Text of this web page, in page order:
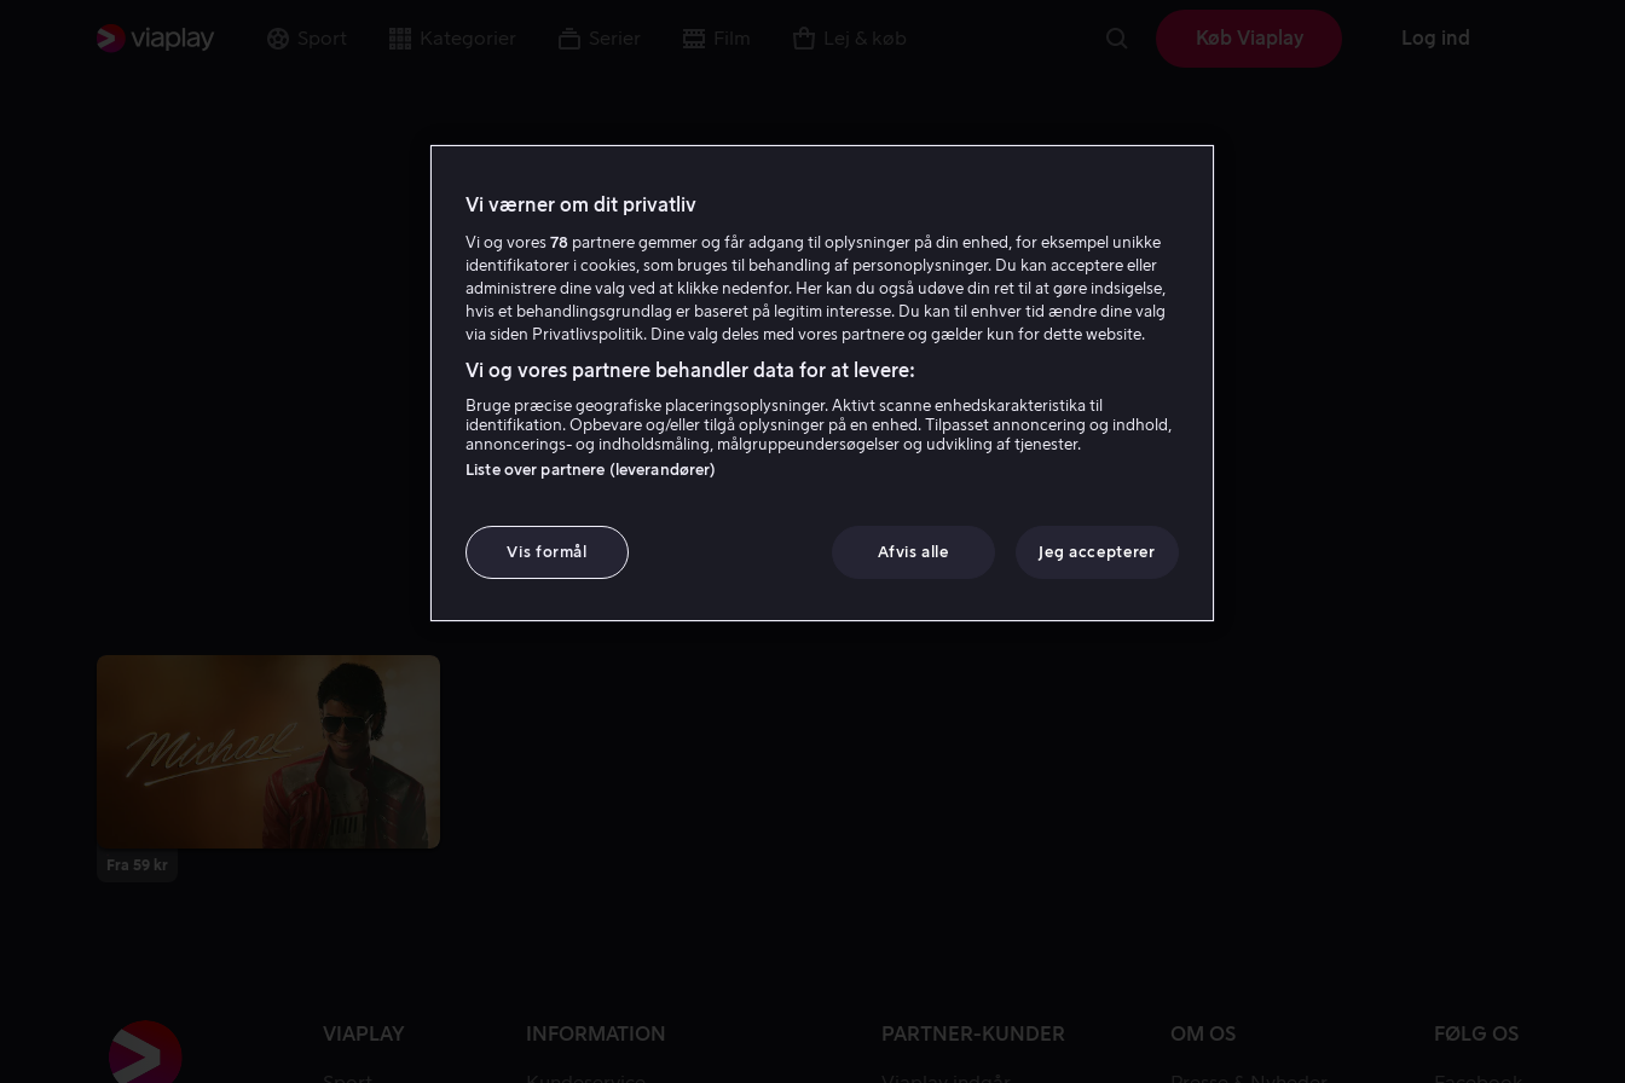
Sport Kategorier Serier Film Lej & køb Køb Viaplay Log ind
Kendrick Sampson
Fra 59 kr
VIAPLAY INFORMATION PARTNER-KUNDER OM OS FØLG OS
Vi værner om dit privatliv
Vi og vores 78 partnere gemmer og får adgang til oplysninger på din enhed, for eksempel unikke
identifikatorer i cookies, som bruges til behandling af personoplysninger. Du kan acceptere eller
administrere dine valg ved at klikke nedenfor. Her kan du også udøve din ret til at gøre indsigelse,
hvis et behandlingsgrundlag er baseret på legitim interesse. Du kan til enhver tid ændre dine valg
via siden Privatlivspolitik. Dine valg deles med vores partnere og gælder kun for dette website.
Vi og vores partnere behandler data for at levere:
Bruge præcise geografiske placeringsoplysninger. Aktivt scanne enhedskarakteristika til
identifikation. Opbevare og/eller tilgå oplysninger på en enhed. Tilpasset annoncering og indhold,
annoncerings- og indholdsmåling, målgruppeundersøgelser og udvikling af tjenester.
Liste over partnere (leverandører)
Vis formål Afvis alle Jeg accepterer